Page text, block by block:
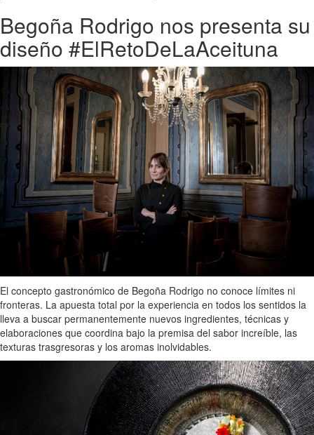
Begoña Rodrigo nos presenta su
diseño #ElRetoDeLaAceituna
El concepto gastronómico de Begoña Rodrigo no conoce límites ni
fronteras. La apuesta total por la experiencia en todos los sentidos la
lleva a buscar permanentemente nuevos ingredientes, técnicas y
elaboraciones que coordina bajo la premisa del sabor increíble, las
texturas trasgresoras y los aromas inolvidables.